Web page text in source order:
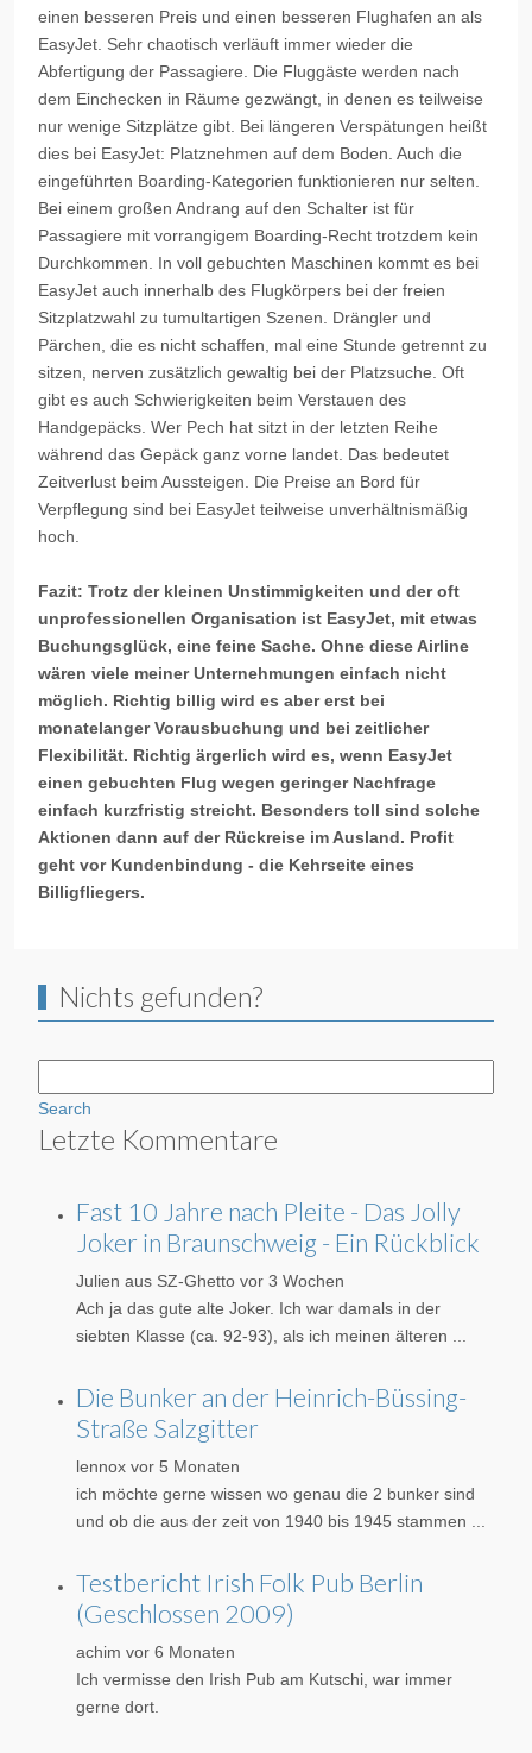
einen besseren Preis und einen besseren Flughafen an als
EasyJet. Sehr chaotisch verläuft immer wieder die
Abfertigung der Passagiere. Die Fluggäste werden nach
dem Einchecken in Räume gezwängt, in denen es teilweise
nur wenige Sitzplätze gibt. Bei längeren Verspätungen heißt
dies bei EasyJet: Platznehmen auf dem Boden. Auch die
eingeführten Boarding-Kategorien funktionieren nur selten.
Bei einem großen Andrang auf den Schalter ist für
Passagiere mit vorrangigem Boarding-Recht trotzdem kein
Durchkommen. In voll gebuchten Maschinen kommt es bei
EasyJet auch innerhalb des Flugkörpers bei der freien
Sitzplatzwahl zu tumultartigen Szenen. Drängler und
Pärchen, die es nicht schaffen, mal eine Stunde getrennt zu
sitzen, nerven zusätzlich gewaltig bei der Platzsuche. Oft
gibt es auch Schwierigkeiten beim Verstauen des
Handgepäcks. Wer Pech hat sitzt in der letzten Reihe
während das Gepäck ganz vorne landet. Das bedeutet
Zeitverlust beim Aussteigen. Die Preise an Bord für
Verpflegung sind bei EasyJet teilweise unverhältnismäßig
hoch.
Fazit: Trotz der kleinen Unstimmigkeiten und der oft
unprofessionellen Organisation ist EasyJet, mit etwas
Buchungsglück, eine feine Sache. Ohne diese Airline
wären viele meiner Unternehmungen einfach nicht
möglich. Richtig billig wird es aber erst bei
monatelanger Vorausbuchung und bei zeitlicher
Flexibilität. Richtig ärgerlich wird es, wenn EasyJet
einen gebuchten Flug wegen geringer Nachfrage
einfach kurzfristig streicht. Besonders toll sind solche
Aktionen dann auf der Rückreise im Ausland. Profit
geht vor Kundenbindung - die Kehrseite eines
Billigfliegers.
Nichts gefunden?
Search
Letzte Kommentare
Fast 10 Jahre nach Pleite - Das Jolly
Joker in Braunschweig - Ein Rückblick
Julien aus SZ-Ghetto vor 3 Wochen
Ach ja das gute alte Joker. Ich war damals in der
siebten Klasse (ca. 92-93), als ich meinen älteren ...
Die Bunker an der Heinrich-Büssing-
Straße Salzgitter
lennox vor 5 Monaten
ich möchte gerne wissen wo genau die 2 bunker sind
und ob die aus der zeit von 1940 bis 1945 stammen ...
Testbericht Irish Folk Pub Berlin
(Geschlossen 2009)
achim vor 6 Monaten
Ich vermisse den Irish Pub am Kutschi, war immer
gerne dort.